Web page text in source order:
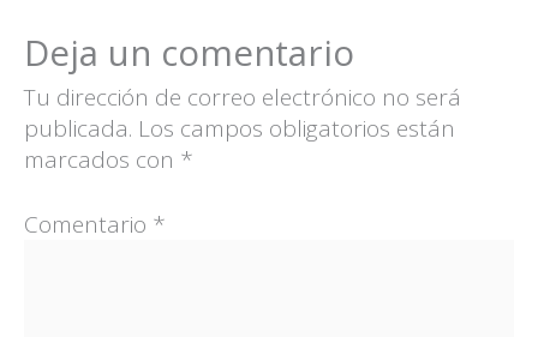
Deja un comentario
Tu dirección de correo electrónico no será
publicada. Los campos obligatorios están
marcados con *
Comentario *